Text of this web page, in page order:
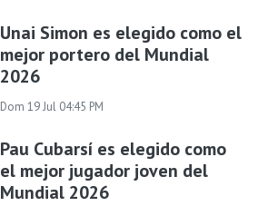
Unai Simon es elegido como el
mejor portero del Mundial
2026
Dom 19 Jul 04:45 PM
Pau Cubarsí es elegido como
el mejor jugador joven del
Mundial 2026